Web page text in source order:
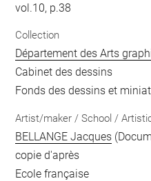
vol.10, p.38
Collection
Département des Arts
Cabinet des dessins
Fonds des dessins et
Artist/maker / School /
BELLANGE Jacques
copie d'après
Ecole française